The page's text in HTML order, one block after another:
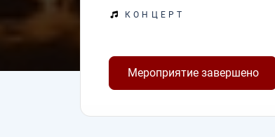
КОНЦЕРТ
Мероприятие завершено